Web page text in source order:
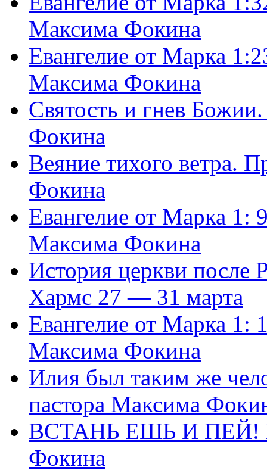
Максима Фокина
Евангелие от Марка
Максима Фокина
Святость и гнев
Фокина
Веяние тихого ветра.
Фокина
Евангелие от Марка 1:
Максима Фокина
История церкви
Хармс 27 — 31 марта
Евангелие от Марка 1:
Максима Фокина
Илия был таким же
пастора Максима
ВСТАНЬ ЕШЬ И ПЕЙ!
Фокина